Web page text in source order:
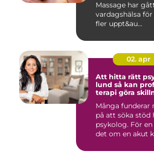
Massage har
vardagshälsa
fler uppt&au...
02. apr
Att hitta rätt
lund så kan professionell
terapi göra
Många funderar
på att söka stöd
psykolog. För
det om en akut